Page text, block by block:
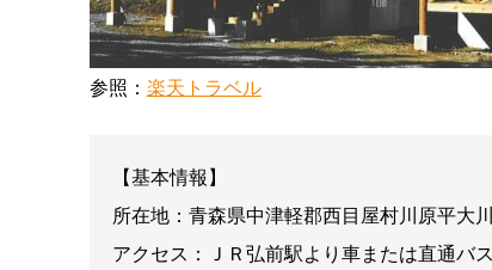
参照： 楽天トラベル
【基本情報】
所在地：青森県中津軽郡西目屋村川原平大
アクセス：ＪＲ弘前駅より車または直通バ